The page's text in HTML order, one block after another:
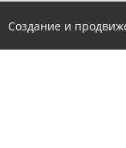
Создание и